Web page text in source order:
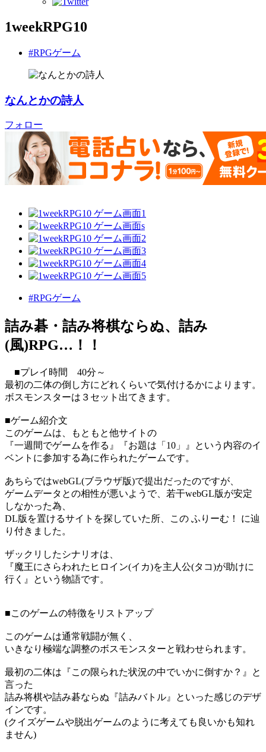
1weekRPG10
#RPGゲーム
なんとかの詩人
フォロー
#RPGゲーム
詰み碁・詰み将棋ならぬ、詰み
(風)RPG…！！
■プレイ時間 40分～
最初の二体の倒し方にどれくらいで気付けるかによります。
ボスモンスターは３セット出てきます。
■ゲーム紹介文
このゲームは、もともと他サイトの
『一週間でゲームを作る』『お題は「10」』という内容のイ
ベントに参加する為に作られたゲームです。
あちらではwebGL(ブラウザ版)で提出だったのですが、
ゲームデータとの相性が悪いようで、若干webGL版が安定
しなかった為、
DL版を置けるサイトを探していた所、この ふりーむ！ に辿
り付きました。
ザックリしたシナリオは、
『魔王にさらわれたヒロイン(イカ)を主人公(タコ)が助けに
行く』という物語です。
■このゲームの特徴をリストアップ
このゲームは通常戦闘が無く、
いきなり極端な調整のボスモンスターと戦わせられます。
最初の二体は『この限られた状況の中でいかに倒すか？』と
言った
詰み将棋や詰み碁ならぬ『詰みバトル』といった感じのデザ
インです。
(クイズゲームや脱出ゲームのように考えても良いかも知れ
ません)